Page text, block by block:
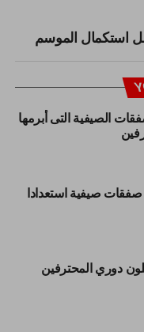
استكمال الموسم
الصيفية التى أبرمها
صفقات صيفية استعدادا
دوري المحترفين